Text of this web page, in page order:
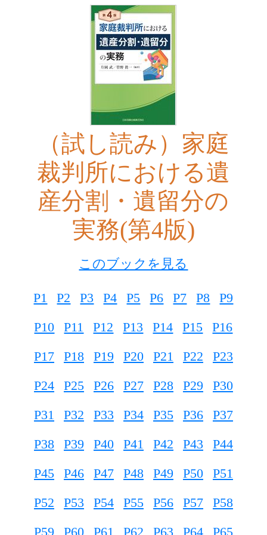
（試し読み）家庭
裁判所における遺
産分割・遺留分の
実務(第4版)
このブックを見る
P1 P2 P3 P4 P5 P6 P7 P8
P9
P10
P11 P12 P13 P14 P15
P16
P17
P18 P19 P20 P21 P22
P23
P24
P25 P26 P27 P28 P29
P30
P31
P32 P33 P34 P35 P36
P37
P38
P39 P40 P41 P42 P43
P44
P45
P46 P47 P48 P49 P50
P51
P52
P53 P54 P55 P56 P57
P58
P59
P60 P61 P62 P63 P64 P65